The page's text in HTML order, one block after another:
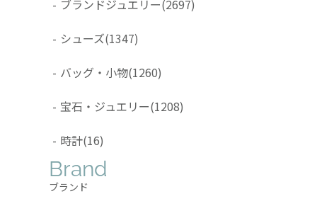
- ブランドジュエリー(2697)
- シューズ(1347)
- バッグ・小物(1260)
- 宝石・ジュエリー(1208)
- 時計(16)
Brand
ブランド